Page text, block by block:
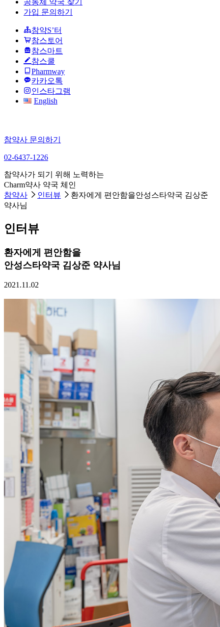
가입 문의하기
참약S’터
참스토어
참스마트
참스쿨
Pharmway
카카오톡
인스타그램
English
참약사 문의하기
02-6437-1226
참약사가 되기 위해 노력하는
Charm약사 약국 체인
참약사
인터뷰
환자에게 편안함을안성스타약국 김상준
약사님
인터뷰
환자에게 편안함을
안성스타약국 김상준 약사님
2021.11.02